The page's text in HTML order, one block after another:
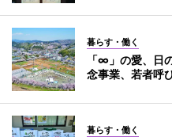
暮らす・働く
「∞」の愛、
念事業、若者呼
暮らす・働く